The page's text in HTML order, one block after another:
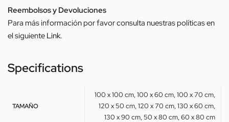
Reembolsos y Devoluciones
Para más información por favor consulta nuestras políticas en
el siguiente Link.
Specifications
TAMAÑO
100 x 100 cm, 100 x 60 cm, 100 x 70 cm,
120 x 50 cm, 120 x 70 cm, 130 x 60 cm,
130 x 90 cm, 50 x 80 cm, 60 x 80 cm